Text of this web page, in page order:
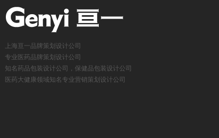
上海亘一品牌策划设计公司
专业医药品牌策划设计公司
知名药品包装设计公司，保健品包装设计公司
医药大健康领域知名专业营销策划设计公司